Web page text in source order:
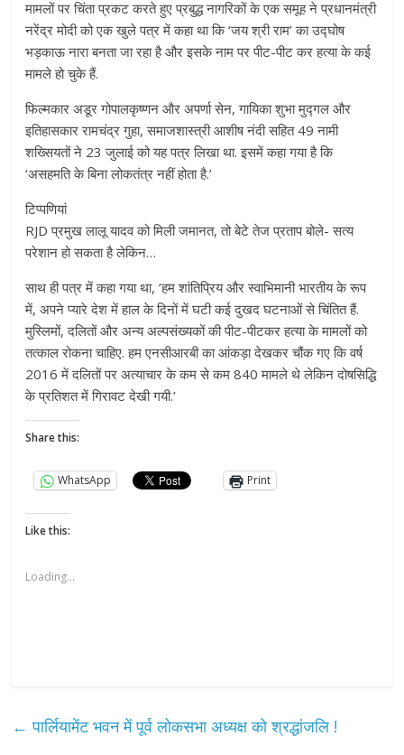
मामलों पर चिंता प्रकट करते हुए प्रबुद्ध नागरिकों के एक समूह ने प्रधानमंत्री
नरेंद्र मोदी को एक खुले पत्र में कहा था कि ‘जय श्री राम’ का उद्घोष
भड़काऊ नारा बनता जा रहा है और इसके नाम पर पीट-पीट कर हत्या के कई
मामले हो चुके हैं.
फिल्मकार अडूर गोपालकृष्णन और अपर्णा सेन, गायिका शुभा मुद्गल और
इतिहासकार रामचंद्र गुहा, समाजशास्त्री आशीष नंदी सहित 49 नामी
शख्सियतों ने 23 जुलाई को यह पत्र लिखा था. इसमें कहा गया है कि
‘असहमति के बिना लोकतंत्र नहीं होता है.’
टिप्पणियां
RJD प्रमुख लालू यादव को मिली जमानत, तो बेटे तेज प्रताप बोले- सत्य
परेशान हो सकता है लेकिन…
साथ ही पत्र में कहा गया था, ‘हम शांतिप्रिय और स्वाभिमानी भारतीय के रूप
में, अपने प्यारे देश में हाल के दिनों में घटी कई दुखद घटनाओं से चिंतित हैं.
मुस्लिमों, दलितों और अन्य अल्पसंख्यकों की पीट-पीटकर हत्या के मामलों को
तत्काल रोकना चाहिए. हम एनसीआरबी का आंकड़ा देखकर चौंक गए कि वर्ष
2016 में दलितों पर अत्याचार के कम से कम 840 मामले थे लेकिन दोषसिद्धि
के प्रतिशत में गिरावट देखी गयी.’
Share this:
WhatsApp Print
Like this:
Loading...
← पार्लियामेंट भवन में पूर्व लोकसभा अध्यक्ष को श्रद्धांजलि !